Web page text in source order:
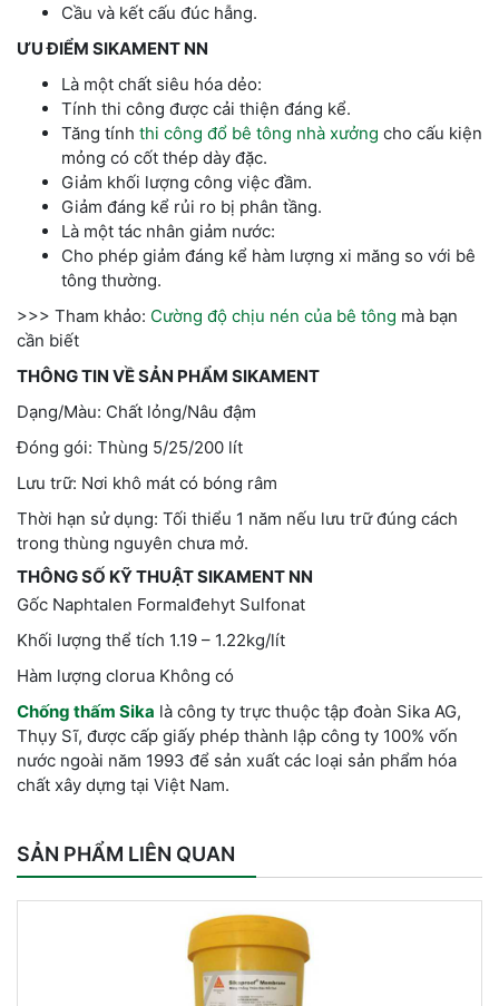
Cầu và kết cấu đúc hẫng.
ƯU ĐIỂM SIKAMENT NN
Là một chất siêu hóa dẻo:
Tính thi công được cải thiện đáng kể.
Tăng tính thi công đổ bê tông nhà xưởng cho cấu kiện
mỏng có cốt thép dày đặc.
Giảm khối lượng công việc đầm.
Giảm đáng kể rủi ro bị phân tầng.
Là một tác nhân giảm nước:
Cho phép giảm đáng kể hàm lượng xi măng so với bê
tông thường.
>>> Tham khảo: Cường độ chịu nén của bê tông mà bạn
cần biết
THÔNG TIN VỀ SẢN PHẨM SIKAMENT
Dạng/Màu: Chất lỏng/Nâu đậm
Đóng gói: Thùng 5/25/200 lít
Lưu trữ: Nơi khô mát có bóng râm
Thời hạn sử dụng: Tối thiểu 1 năm nếu lưu trữ đúng cách
trong thùng nguyên chưa mở.
THÔNG SỐ KỸ THUẬT SIKAMENT NN
Gốc Naphtalen Formalđehyt Sulfonat
Khối lượng thể tích 1.19 – 1.22kg/lít
Hàm lượng clorua Không có
Chống thấm Sika là công ty trực thuộc tập đoàn Sika AG,
Thụy Sĩ, được cấp giấy phép thành lập công ty 100% vốn
nước ngoài năm 1993 để sản xuất các loại sản phẩm hóa
chất xây dựng tại Việt Nam.
SẢN PHẨM LIÊN QUAN